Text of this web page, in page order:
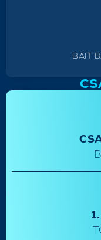
BAIT